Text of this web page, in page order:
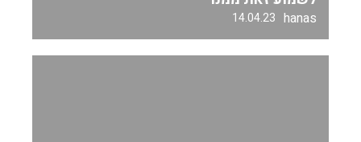
hanas
14.04.23